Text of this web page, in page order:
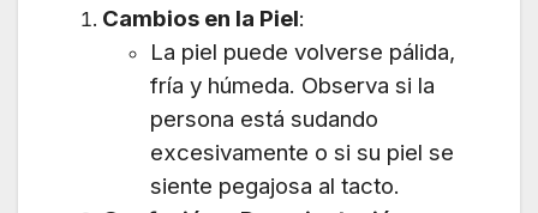
Cambios en la Piel:
La piel puede volverse pálida,
fría y húmeda. Observa si la
persona está sudando
excesivamente o si su piel se
siente pegajosa al tacto.